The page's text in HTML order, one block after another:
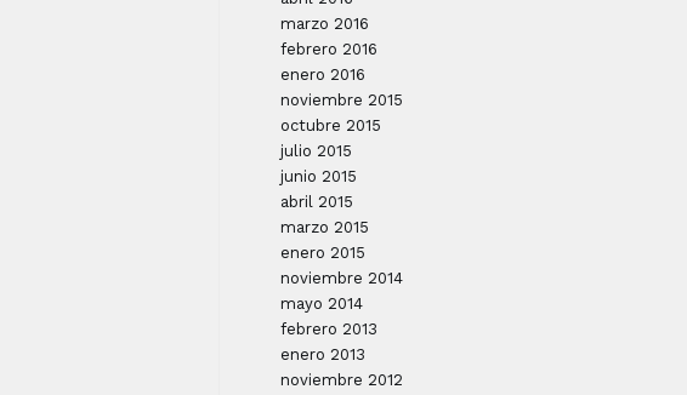
marzo 2016
febrero 2016
enero 2016
noviembre 2015
octubre 2015
julio 2015
junio 2015
abril 2015
marzo 2015
enero 2015
noviembre 2014
mayo 2014
febrero 2013
enero 2013
noviembre 2012